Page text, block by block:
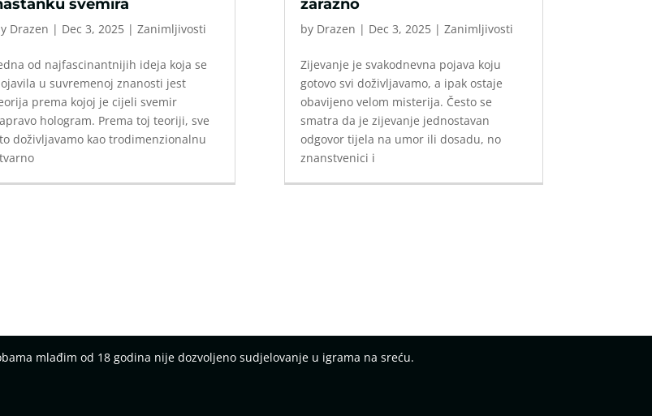
svemira
Drazen | Dec 3, 2025| Zanimljivosti
od najfascinantnijih ideja koja se
u suvremenoj znanosti jest
prema kojoj je cijeli svemir
hologram. Prema toj teoriji, sve
doživljavamo kao trodimenzionalnu
zarazno
by Drazen | Dec 3, 2025| Zanimljivosti
Zijevanje je svakodnevna pojava koju
gotovo svi doživljavamo, a ipak ostaje
obavijeno velom misterija. Često se
smatra da je zijevanje jednostavan
odgovor tijela na umor ili dosadu, no
znanstvenici i
mlađim od 18 godina nije dozvoljeno sudjelovanje u igrama na sreću.